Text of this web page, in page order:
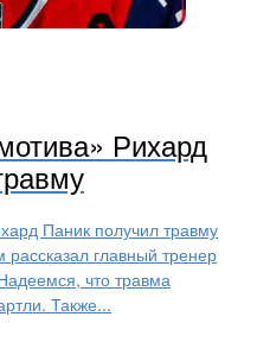
Рихард
Паник получил травму
главный тренер
что травма
Также...